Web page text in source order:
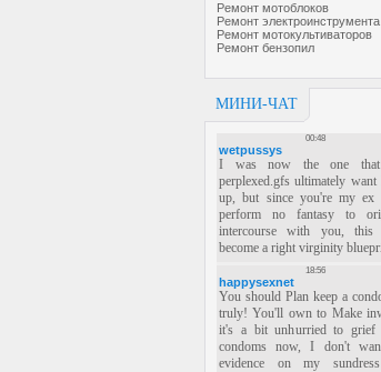
Ремонт мотоблоков
Ремонт электроинструмента
Ремонт мотокультиваторов
Ремонт бензопил
МИНИ-ЧАТ